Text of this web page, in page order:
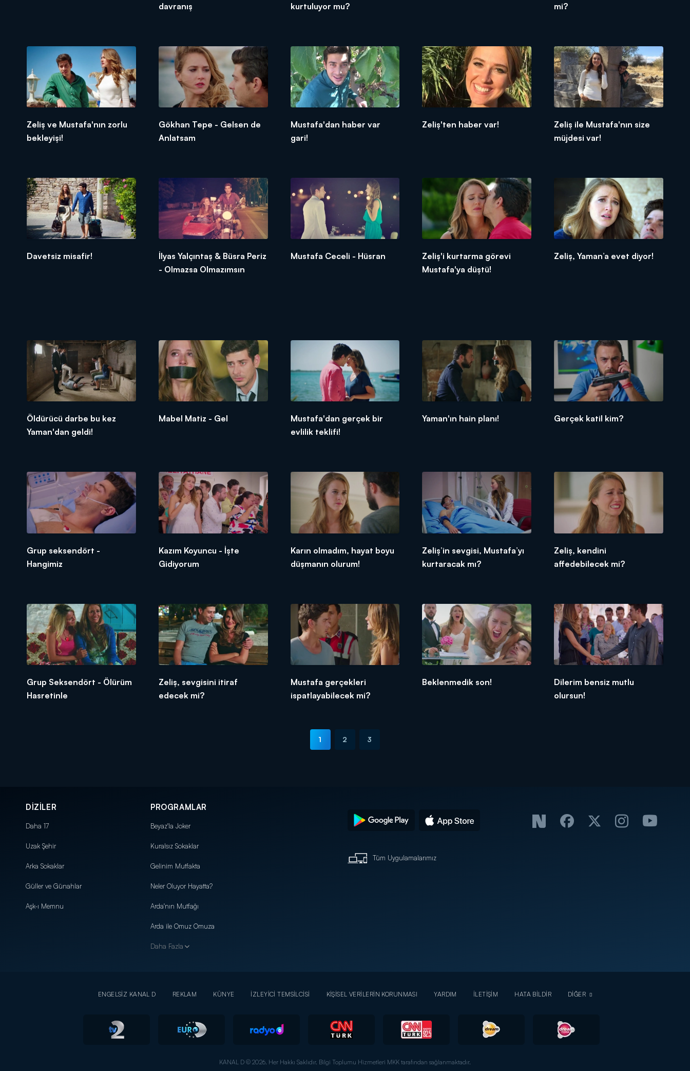
davranış
kurtuluyor mu?
mi?
Zeliş ve Mustafa'nın zorlu
bekleyişi!
Gökhan Tepe - Gelsen de
Anlatsam
Mustafa'dan haber var
gari!
Zeliş'ten haber var!
Zeliş ile Mustafa'nın size
müjdesi var!
Davetsiz misafir!
İlyas Yalçıntaş & Büsra Periz
- Olmazsa Olmazımsın
Mustafa Ceceli - Hüsran
Zeliş'i kurtarma görevi
Mustafa'ya düştü!
Zeliş, Yaman’a evet diyor!
Öldürücü darbe bu kez
Yaman'dan geldi!
Mabel Matiz - Gel
Mustafa'dan gerçek bir
evlilik teklifi!
Yaman'ın hain planı! Gerçek katil kim?
Grup seksendört -
Hangimiz
Kazım Koyuncu - İşte
Gidiyorum
Karın olmadım, hayat boyu
düşmanın olurum!
Zeliş’in sevgisi, Mustafa’yı
kurtaracak mı?
Zeliş, kendini
affedebilecek mi?
Grup Seksendört - Ölürüm
Hasretinle
Zeliş, sevgisini itiraf
edecek mi?
Mustafa gerçekleri
ispatlayabilecek mi?
Beklenmedik son!
Dilerim bensiz mutlu
olursun!
1 2 3
DİZİLER
Daha 17
Uzak Şehir
Arka Sokaklar
Güller ve Günahlar
Aşk-ı Memnu
PROGRAMLAR
Beyaz'la Joker
Kuralsız Sokaklar
Gelinim Mutfakta
Neler Oluyor Hayatta?
Arda'nın Mutfağı
Arda ile Omuz Omuza
Daha Fazla
Tüm Uygulamalarımız
ENGELSİZ KANAL D REKLAM KÜNYE İZLEYİCİ TEMSİLCİSİ KİŞİSEL VERİLERİN KORUNMASI YARDIM İLETİŞİM HATA BİLDİR DİĞER
KANAL D © 2026. Her Hakkı Saklıdır. Bilgi Toplumu Hizmetleri MKK tarafından sağlanmaktadır.